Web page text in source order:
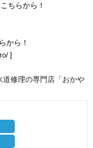
ちらから！
から！
]
修理の専門店「おかや